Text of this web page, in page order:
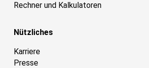
Rechner und Kalkulatoren
Nützliches
Karriere
Presse